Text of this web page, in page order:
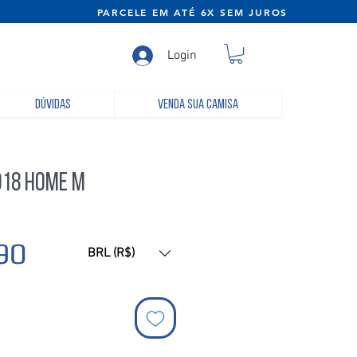
EM ATÉ 6X SEM JUROS
Login
Dúvidas Venda sua camisa
Home M
PreçoBRL (R$)